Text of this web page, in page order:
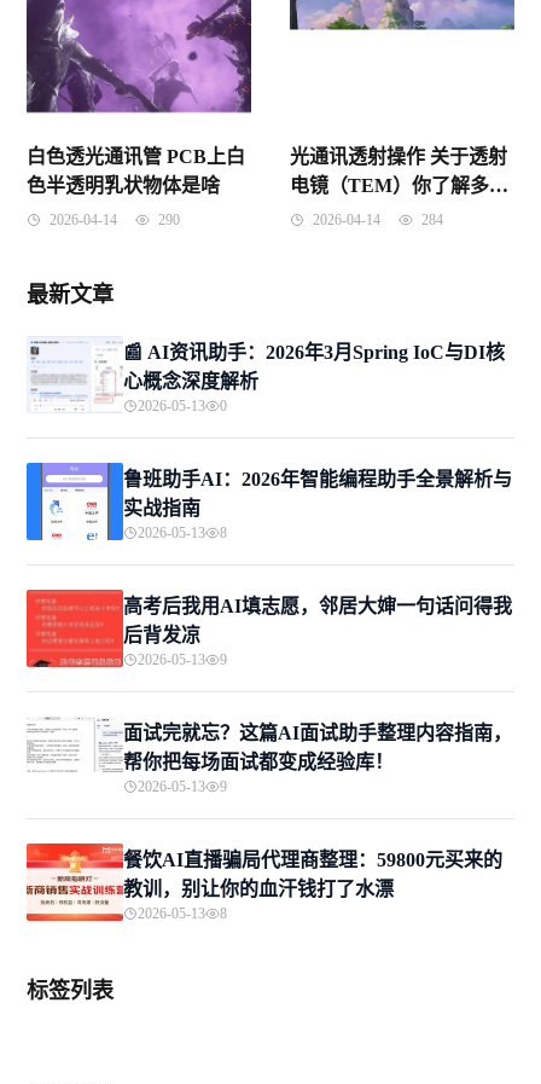
白色透光通讯管 PCB上白
色半透明乳状物体是啥
2026-04-14 290
光通讯透射操作 关于透射
电镜（TEM）你了解多
少？2026-04-14 284
最新文章
📰 AI资讯助手：2026年3月Spring IoC与DI核
心概念深度解析
2026-05-13 0
鲁班助手AI：2026年智能编程助手全景解析与
实战指南
2026-05-13 8
高考后我用AI填志愿，邻居大婶一句话问得我
后背发凉
2026-05-13 9
面试完就忘？这篇AI面试助手整理内容指南，
帮你把每场面试都变成经验库！
2026-05-13 9
餐饮AI直播骗局代理商整理：59800元买来的
教训，别让你的血汗钱打了水漂
2026-05-13 8
标签列表